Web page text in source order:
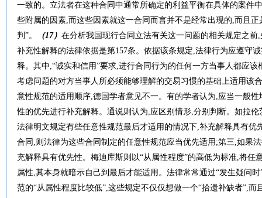
一致的。立法者在这种合同中通常所确定的利益平衡在具体的案件
些附属的因素,而这些因素就这一合同而言并不是经常出现的,而且
判”。
（17） 在分析我国现行合同立法有关这一问题的相关规定之
补充性解释的法律依据是第157条。依据该条规定,法律行为应遵守
释。其中,“诚实和信用”要求,进行合同行为的任何一方当事人都应
考虑问题的对方当事人所必须能够理解的交易习惯的基础上适用该
意性规范的适用顺序,德国学者意见不一。有的学者认为,应当一般
性的优先进行补充解释。通说则认为,应区别情形,分别判断。如拉
法律明文规定有些任意性规范最后才适用的情况下,补充解释具有
合同,则法律为这些合同制定的任意性规范应当优先适用;第三,如果
充解释具有优先性。梅迪库斯则以“从属性程度”的高低为标准,将任
属性,其本身就暗示自己到最后才能适用。法律常常通过“发生疑问
范的“从属性程度比较低”,这些规定不仅仅想做一个“拾遗补缺者”,